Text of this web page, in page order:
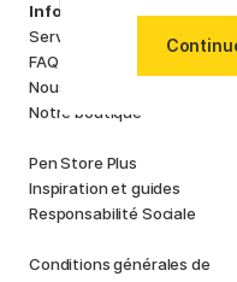
Information
Service client
FAQ
Nous connaître
Notre boutique
Pen Store Plus
Inspiration et guides
Responsabilité Sociale
Conditions générales de